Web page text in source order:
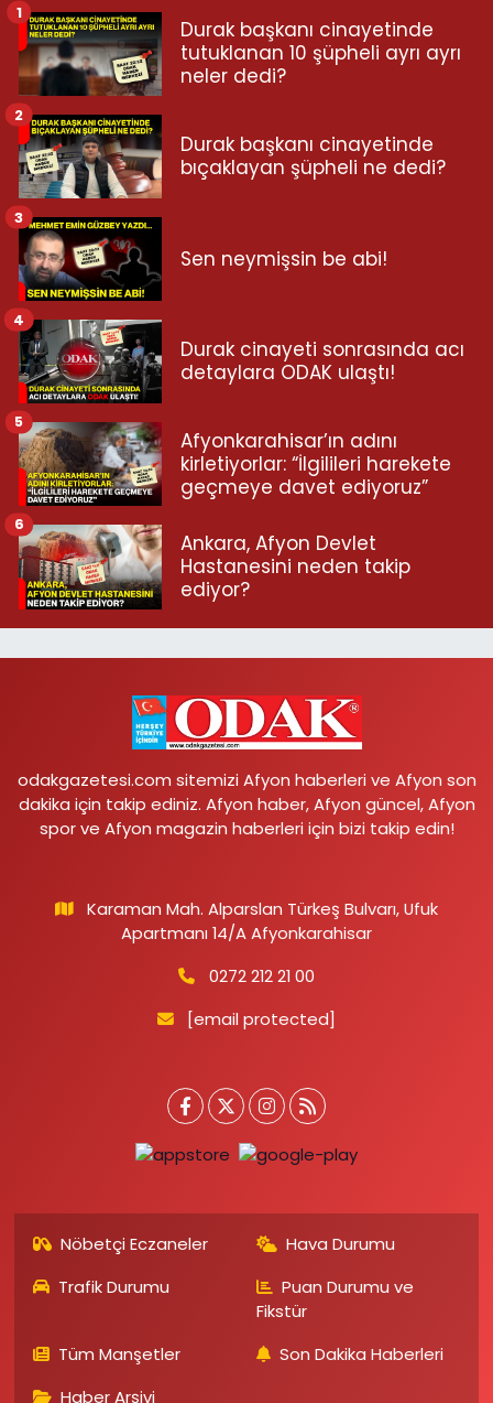
Durak başkanı cinayetinde
tutuklanan 10 şüpheli ayrı ayrı
neler dedi?
1
Durak başkanı cinayetinde
bıçaklayan şüpheli ne dedi?
2
Sen neymişsin be abi!
3
Durak cinayeti sonrasında acı
detaylara ODAK ulaştı!
4
Afyonkarahisar’ın adını
kirletiyorlar: “İlgilileri harekete
geçmeye davet ediyoruz”
5
Ankara, Afyon Devlet
Hastanesini neden takip
ediyor?
6
odakgazetesi.com sitemizi Afyon haberleri ve Afyon son
dakika için takip ediniz. Afyon haber, Afyon güncel, Afyon
spor ve Afyon magazin haberleri için bizi takip edin!
Karaman Mah. Alparslan Türkeş Bulvarı, Ufuk
Apartmanı 14/A Afyonkarahisar
0272 212 21 00
[email protected]
Nöbetçi Eczaneler
Hava Durumu
Trafik Durumu
Puan Durumu ve
Fikstür
Tüm Manşetler
Son Dakika Haberleri
Haber Arşivi